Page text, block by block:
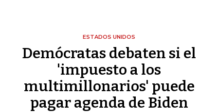
ESTADOS UNIDOS
Demócratas debaten si el
'impuesto a los
multimillonarios' puede
pagar agenda de Biden